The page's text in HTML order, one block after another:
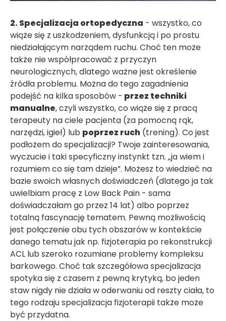
2. Specjalizacja ortopedyczna - wszystko, co
wiąże się z uszkodzeniem, dysfunkcją i po prostu
niedziałającym narządem ruchu. Choć ten może
także nie współpracować z przyczyn
neurologicznych, dlatego ważne jest określenie
źródła problemu. Można do tego zagadnienia
podejść na kilka sposobów - przez techniki
manualne, czyli wszystko, co wiąże się z pracą
terapeuty na ciele pacjenta (za pomocną rąk,
narzędzi, igieł) lub poprzez ruch (trening). Co jest
podłożem do specjalizacji? Twoje zainteresowania,
wyczucie i taki specyficzny instynkt tzn. „ja wiem i
rozumiem co się tam dzieje”. Możesz to wiedzieć na
bazie swoich własnych doświadczeń (dlatego ja tak
uwielbiam pracę z Low Back Pain - sama
doświadczałam go przez 14 lat) albo poprzez
totalną fascynację tematem. Pewną możliwością
jest połączenie obu tych obszarów w kontekście
danego tematu jak np. fizjoterapia po rekonstrukcji
ACL lub szeroko rozumiane problemy kompleksu
barkowego. Choć tak szczegółowa specjalizacja
spotyka się z czasem z pewną krytyką, bo jeden
staw nigdy nie działa w oderwaniu od reszty ciała, to
tego rodzaju specjalizacja fizjoterapii także może
być przydatna.